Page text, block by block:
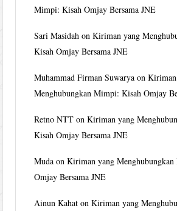
Mimpi: Kisah Omjay Bersama JNE
Sari Masidah onKiriman yang
Kisah Omjay Bersama JNE
Muhammad Firman Suwarya on
Menghubungkan Mimpi: Kisah Omjay
Retno NTT onKiriman yang
Kisah Omjay Bersama JNE
Muda onKiriman yang
Omjay Bersama JNE
Ainun Kahat onKiriman yang